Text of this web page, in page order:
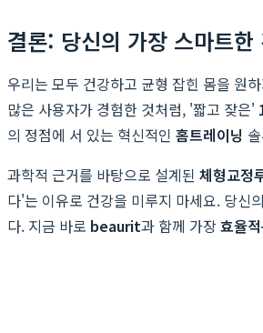
결론: 당신의 가장 스마트
우리는 모두 건강하고 균형 잡힌 몸을 원
많은 사용자가 경험한 것처럼, '짧고 잦은'
의 정점에 서 있는 혁신적인 홈트레이닝
과학적 근거를 바탕으로 설계된 체형교정
다'는 이유로 건강을 미루지 마세요. 당신
다. 지금 바로 beaurit과 함께 가장효율